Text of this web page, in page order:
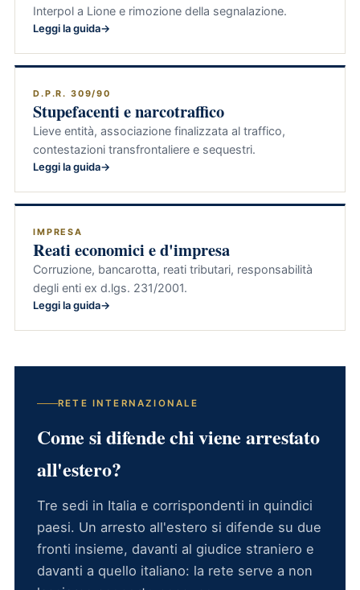
Interpol a Lione e rimozione della segnalazione.
Leggi la guida
D.P.R. 309/90
Stupefacenti e narcotraffico
Lieve entità, associazione finalizzata al traffico,
contestazioni transfrontaliere e sequestri.
Leggi la guida
IMPRESA
Reati economici e d'impresa
Corruzione, bancarotta, reati tributari, responsabilità
degli enti ex d.lgs. 231/2001.
Leggi la guida
RETE INTERNAZIONALE
Come si difende chi viene arrestato
all'estero?
Tre sedi in Italia e corrispondenti in quindici
paesi. Un arresto all'estero si difende su due
fronti insieme, davanti al giudice straniero e
davanti a quello italiano: la rete serve a non